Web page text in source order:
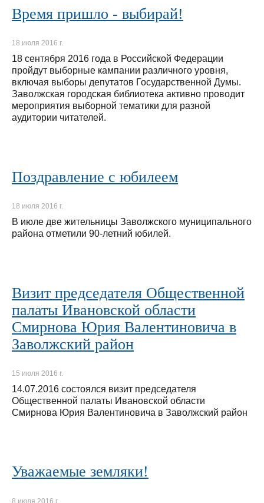
Время пришло - выбирай!
18 июля 2016 г.
18 сентября 2016 года в Российской Федерации
пройдут выборные кампании различного уровня,
включая выборы депутатов Государственной Думы.
Заволжская городская библиотека активно проводит
мероприятия выборной тематики для разной
аудитории читателей.
Поздравление с юбилеем
18 июля 2016 г.
В июле две жительницы Заволжского муниципального
района отметили 90-летний юбилей.
Визит председателя Общественной
палаты Ивановской области
Смирнова Юрия Валентиновича в
Заволжский район
15 июля 2016 г.
14.07.2016 состоялся визит председателя
Общественной палаты Ивановской области
Смирнова Юрия Валентиновича в Заволжский район
Уважаемые земляки!
8 июля 2016 г.